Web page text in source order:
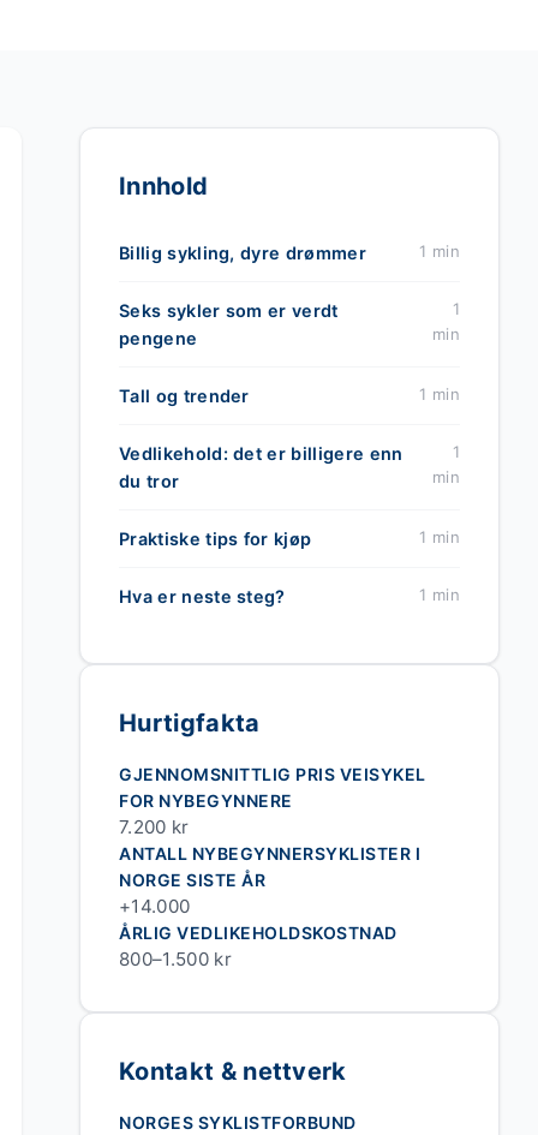
Innhold
Billig sykling, dyre drømmer 1 min
Seks sykler som er verdt
pengene
1
min
Tall og trender 1 min
Vedlikehold: det er billigere enn
du tror
1
min
Praktiske tips for kjøp 1 min
Hva er neste steg? 1 min
Hurtigfakta
GJENNOMSNITTLIG PRIS VEISYKEL
FOR NYBEGYNNERE
7.200 kr
ANTALL NYBEGYNNERSYKLISTER I
NORGE SISTE ÅR
+14.000
ÅRLIG VEDLIKEHOLDSKOSTNAD
800–1.500 kr
Kontakt & nettverk
NORGES SYKLISTFORBUND